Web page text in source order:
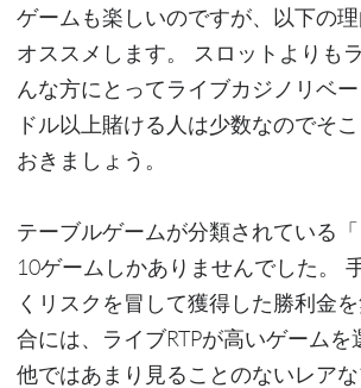
ゲームも楽しいのですが、以下の
オススメします。 スロットよりも
んな方にとってライブカジノリベ
ドル以上賭ける人は少数なのでそ
おきましょう。
テーブルゲームが分類されている
10ゲームしかありませんでした。
くリスクを冒して獲得した勝利金
合には、ライブRTPが高いゲーム
他ではあまり見ることのないレア